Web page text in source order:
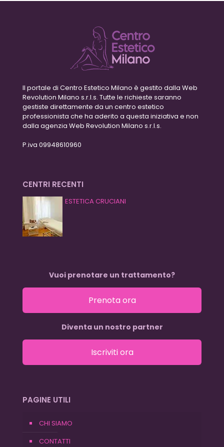
Il portale di Centro Estetico Milano è gestito dalla Web
Revolution Milano s.r.l.s. Tutte le richieste saranno
gestiste direttamente da un centro estetico
professionista che ha aderito a questa iniziativa e non
dalla agenzia Web Revolution Milano s.r.l.s.
P.iva 09948610960
CENTRI RECENTI
ESTETICA CRUCIANI
Vuoi prenotare un trattamento?
Prenota ora
Diventa un nostro partner
Iscriviti ora
PAGINE UTILI
CHI SIAMO
CONTATTI